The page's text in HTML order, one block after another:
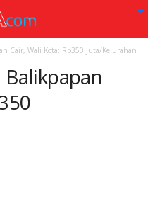
Cair, Wali Kota: Rp350 Juta/Kelurahan